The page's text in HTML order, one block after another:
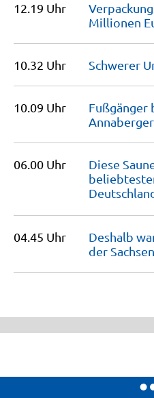
12.19 Uhr
Millionen
10.32 Uhr Schwerer
10.09 Uhr
Fußgänger
06.00 Uhr
Diese
04.45 Uhr
Deshalb
der